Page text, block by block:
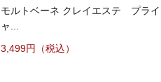
モルトベーネ クレイエステ プライ
ャ...
3,499円（税込）